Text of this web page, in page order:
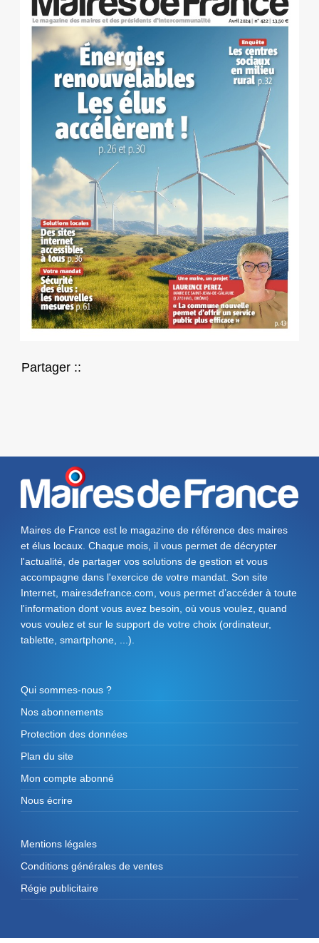
Partager ::
Maires de France est le magazine de référence des maires
et élus locaux. Chaque mois, il vous permet de décrypter
l'actualité, de partager vos solutions de gestion et vous
accompagne dans l'exercice de votre mandat. Son site
Internet, mairesdefrance.com, vous permet d’accéder à toute
l'information dont vous avez besoin, où vous voulez, quand
vous voulez et sur le support de votre choix (ordinateur,
tablette, smartphone, ...).
Qui sommes-nous ?
Nos abonnements
Protection des données
Plan du site
Mon compte abonné
Nous écrire
Mentions légales
Conditions générales de ventes
Régie publicitaire